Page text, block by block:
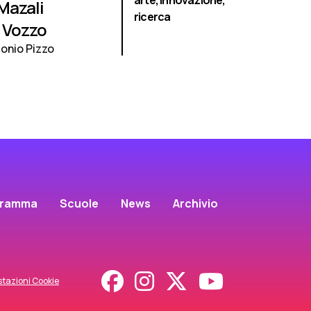
Pizzo
ricerca
Scuole News Archivio
Cookie